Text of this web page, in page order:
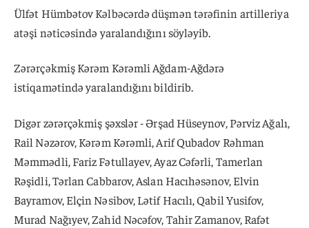
Ülfət Hümbətov Kəlbəcərdə düşmən tərəfinin artilleriya
atəşi nəticəsində yaralandığını söyləyib.
Zərərçəkmiş Kərəm Kərəmli Ağdam-Ağdərə
istiqamətində yaralandığını bildirib.
Digər zərərçəkmiş şəxslər - Ərşad Hüseynov, Pərviz Ağalı,
Rail Nəzərov, Kərəm Kərəmli, Arif Qubadov Rəhman
Məmmədli, Fariz Fətullayev, Ayaz Cəfərli, Tamerlan
Rəşidli, Tərlan Cabbarov, Aslan Hacıhəsənov, Elvin
Bayramov, Elçin Nəsibov, Lətif Hacılı, Qabil Yusifov,
Murad Nağıyev, Zahid Nəcəfov, Tahir Zamanov, Rafət